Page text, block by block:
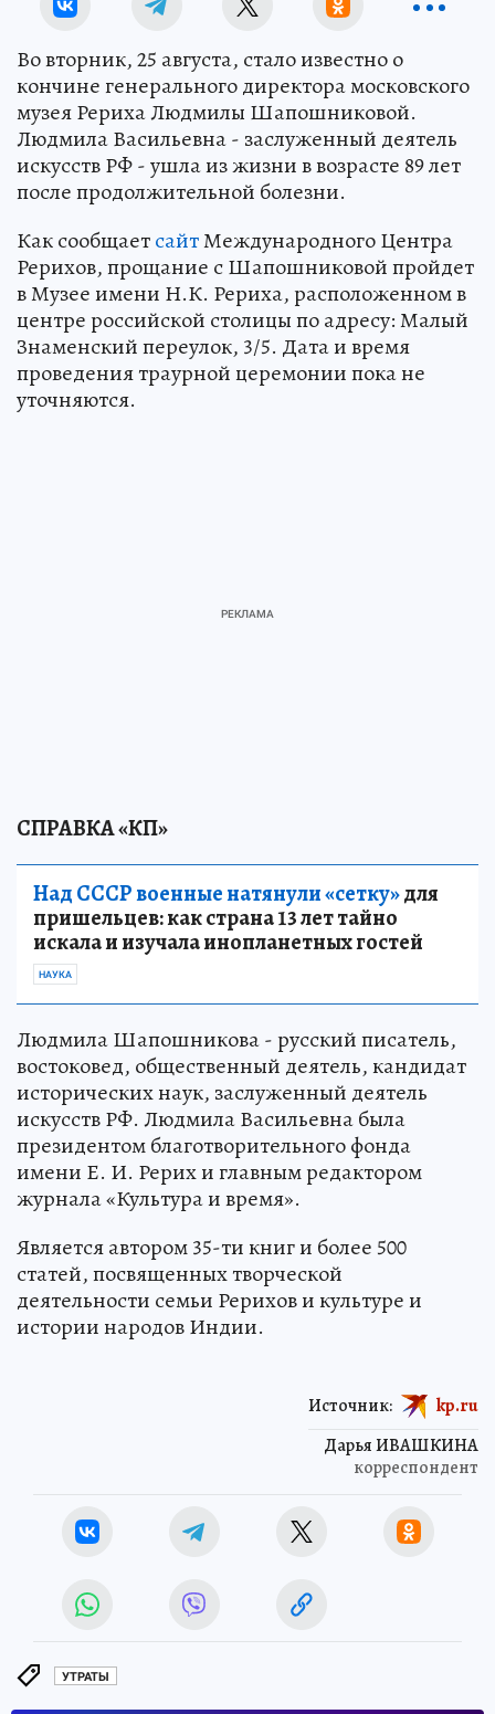
Во вторник, 25 августа, стало известно о
кончине генерального директора московского
музея Рериха Людмилы Шапошниковой.
Людмила Васильевна - заслуженный деятель
искусств РФ - ушла из жизни в возрасте 89 лет
после продолжительной болезни.
Как сообщаетсайтМеждународного Центра
Рерихов, прощание с Шапошниковой пройдет
в Музее имени Н.К. Рериха, расположенном в
центре российской столицы по адресу: Малый
Знаменский переулок, 3/5. Дата и время
проведения траурной церемонии пока не
уточняются.
СПРАВКА «КП»
Над СССР военные натянули «сетку»для
пришельцев: как страна 13 лет тайно
искала и изучала инопланетных гостей
НАУКА
Людмила Шапошникова - русский писатель,
востоковед, общественный деятель, кандидат
исторических наук, заслуженный деятель
искусств РФ. Людмила Васильевна была
президентом благотворительного фонда
имени Е. И. Рерих и главным редактором
журнала «Культура и время».
Является автором 35-ти книг и более 500
статей, посвященных творческой
деятельности семьи Рерихов и культуре и
истории народов Индии.
Дарья ИВАШКИНА
корреспондент
Источник: kp.ru
УТРАТЫ